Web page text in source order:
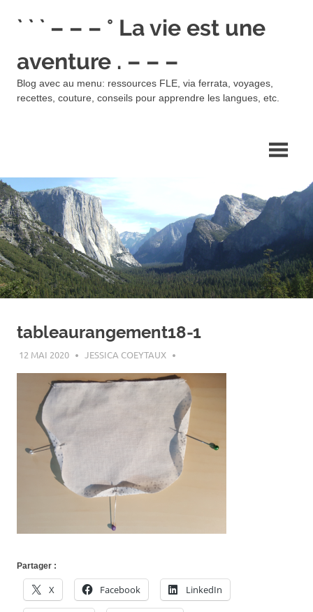
` ` ` – – – ° La vie est une
aventure . – – –
Blog avec au menu: ressources FLE, via ferrata, voyages,
recettes, couture, conseils pour apprendre les langues, etc.
tableaurangement18-1
12 MAI 2020 JESSICA COEYTAUX
Partager :
X Facebook LinkedIn